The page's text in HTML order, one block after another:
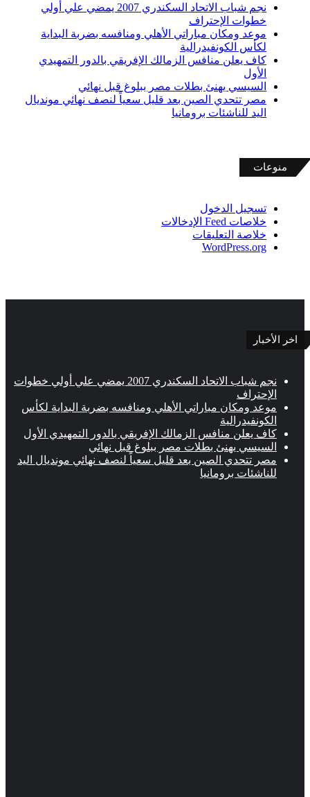
نجم شباب الاتحاد السكندري 2007 يمضي علي أولي
خطوات الإحتراف
موعد ومكان مباراتي الأهلي ومنافسه بضربة البداية
لكأس الكونفيدرالية
كاف يعلن منافس الزمالك الإفريقي بالدور التمهيدي
الأول
السيسي يهنئ بطلات مصر ببلوغ قبل نهائي
مصر تتحدي الصين بعد قليل سعياً لنصف نهائي مونديال
اليد للناشئات برومانيا
منوعات
تسجيل الدخول
خلاصات Feed الإدخالات
خلاصة التعليقات
WordPress.org
اخر الأخبار
نجم شباب الاتحاد السكندري 2007 يمضي علي أولي خطوات
الإحتراف
موعد ومكان مباراتي الأهلي ومنافسه بضربة البداية لكأس
الكونفيدرالية
كاف يعلن منافس الزمالك الإفريقي بالدور التمهيدي الأول
السيسي يهنئ بطلات مصر ببلوغ قبل نهائي
مصر تتحدي الصين بعد قليل سعياً لنصف نهائي مونديال اليد
للناشئات برومانيا